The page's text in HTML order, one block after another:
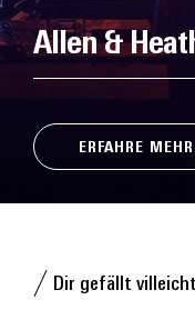
Allen &
ERFAHRE MEHR
Dir gefällt